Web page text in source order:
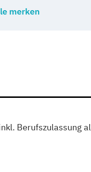
merken
Berufszulassung